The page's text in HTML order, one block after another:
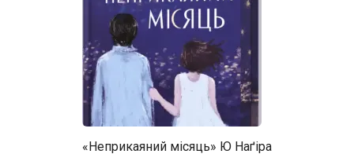
«Неприкаяний місяць» Ю Наґіра